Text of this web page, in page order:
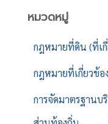
หมวดหมู่
กฎหมายที่ดิน (ที่เ
กฎหมายที่เกี่ยวข้
การจัดมาตรฐานบ